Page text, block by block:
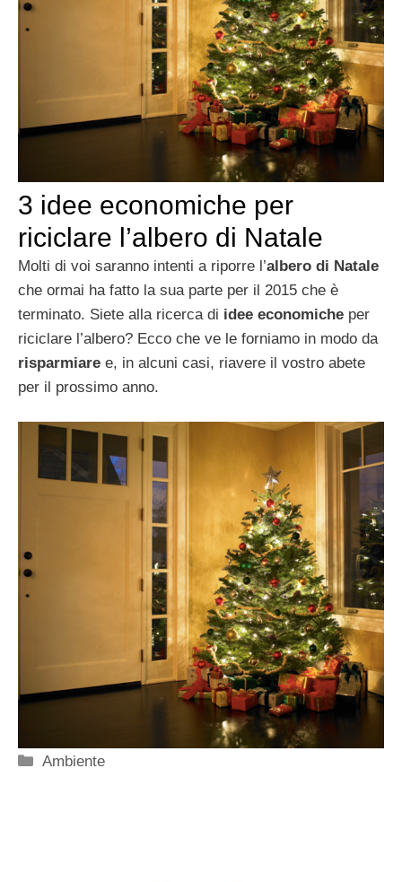
3 idee economiche per
riciclare l’albero di Natale
Molti di voi saranno intenti a riporre l’albero di Natale
che ormai ha fatto la sua parte per il 2015 che è
terminato. Siete alla ricerca di idee economiche per
riciclare l’albero? Ecco che ve le forniamo in modo da
risparmiare e, in alcuni casi, riavere il vostro abete
per il prossimo anno.
Categorie
Ambiente